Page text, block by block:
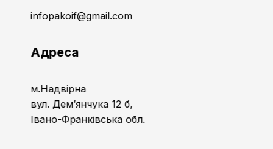
infopakoif@gmail.com
Адреса
м.Надвірна
вул. Дем’янчука 12 б,
Івано-Франківська обл.